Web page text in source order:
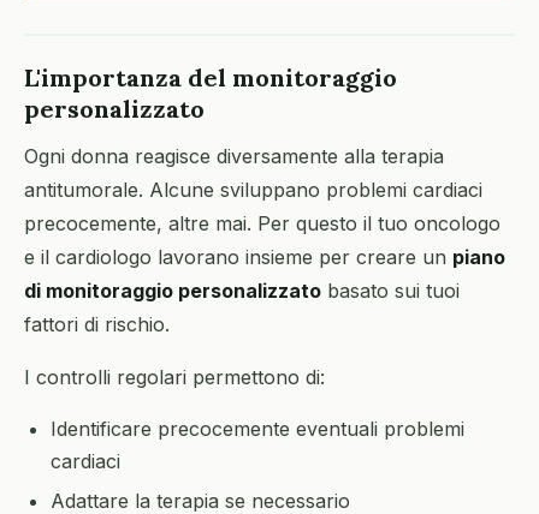
L'importanza del monitoraggio
personalizzato
Ogni donna reagisce diversamente alla terapia
antitumorale. Alcune sviluppano problemi cardiaci
precocemente, altre mai. Per questo il tuo oncologo
e il cardiologo lavorano insieme per creare un piano
di monitoraggio personalizzato basato sui tuoi
fattori di rischio.
I controlli regolari permettono di:
Identificare precocemente eventuali problemi
cardiaci
Adattare la terapia se necessario